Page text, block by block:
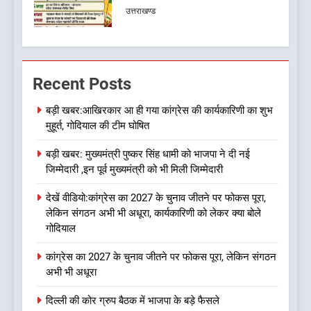
उत्तराखण्ड
7
भालू, ग्रामीणों में दहशत
उत्तराखण्ड
नशा उन्मूलन और मिशन एजुकेशन के
लिए एडवोकेट ललित मोहन जोशी को
मिला ‘घन्ना भाई सम्मान-2026
उत्तराखण्ड
1
बड़ी खबर:आखिरकार आ ही गया
कांग्रेस की कार्यकारिणी का शुभ मुहूर्त,
Recent Posts
बड़ी खबर:आखिरकार आ ही गया कांग्रेस की कार्यकारिणी का शुभ
मुहूर्त, गोदियाल की टीम घोषित
बड़ी खबर: मुख्यमंत्री पुष्कर सिंह धामी को भाजपा ने दी नई
जिम्मेदारी ,इन पूर्व मुख्यमंत्री को भी मिली जिम्मेदारी
देखें वीडियो:कांग्रेस का 2027 के चुनाव जीतने पर फोकस पूरा,
लेकिन संगठन अभी भी अधूरा, कार्यकारिणी को लेकर क्या बोले
गोदियाल
कांग्रेस का 2027 के चुनाव जीतने पर फोकस पूरा, लेकिन संगठन
अभी भी अधूरा
दिल्ली की कोर ग्रुप बैठक में भाजपा के बड़े फैसले